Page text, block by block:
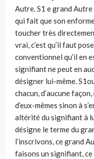
Autre. S1 e grand
qui fait que son
toucher très
vrai, c’est qu’il faut
conventionnel qu’il en
signifiant ne peut en
désigner lui-même.
chacun, d’aucune
d’eux-mêmes sinon à
altérité du signifiant à
désigne le terme du
l’inscrivons, ce grand
faisons un signifiant, ce